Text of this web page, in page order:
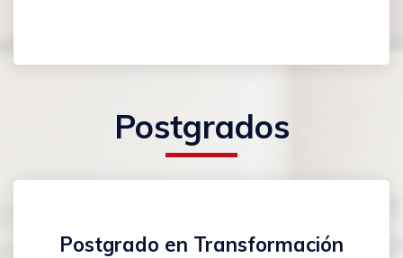
Postgrados
Postgrado en Transformación